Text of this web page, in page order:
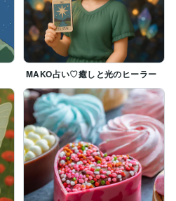
MAKO占い♡癒しと光のヒーラー